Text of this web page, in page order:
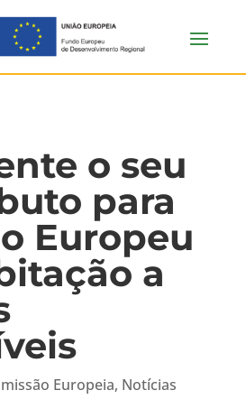
o seu
para
Europeu
a
Europeia, Notícias